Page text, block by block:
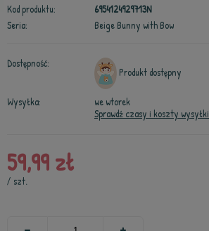
Kod produktu:
6954124929713N
Seria:
Beige Bunny with Bow
Dostępność:
Produkt dostępny
Wysyłka:
we wtorek
Sprawdź czasy i koszty wysyłki
59,99 zł
/ szt.